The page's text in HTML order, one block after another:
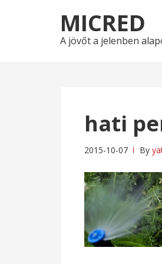
to
navigation
to
content
MICRED
A jövőt a jelenben
hati
2015-10-07 By